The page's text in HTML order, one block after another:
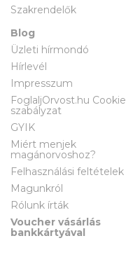
Szakrendelők
Blog
Üzleti hírmondó
Hírlevél
Impresszum
FoglaljOrvost.hu Cookie
szabályzat
GYIK
Miért menjek
magánorvoshoz?
Felhasználási feltételek
Magunkról
Rólunk írták
Voucher vásárlás
bankkártyával